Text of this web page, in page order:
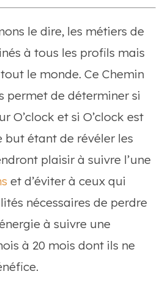
le dire, les métiers de
à tous les profils mais
le monde. Ce Chemin
permet de déterminer si
O’clock et si O’clock est
but étant de révéler les
plaisir à suivre l’une
et d’éviter à ceux qui
nécessaires de perdre
à suivre une
à 20 mois dont ils ne